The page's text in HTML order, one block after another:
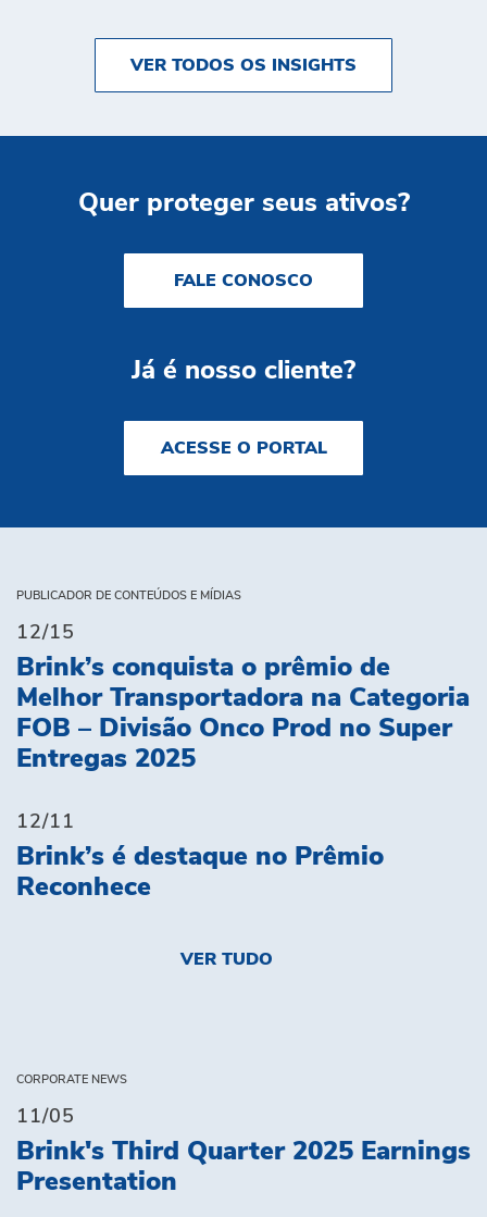
VER TODOS OS INSIGHTS
Quer proteger seus ativos?
FALE CONOSCO
Já é nosso cliente?
ACESSE O PORTAL
PUBLICADOR DE CONTEÚDOS E MÍDIAS
12/15
Brink’s conquista o prêmio de
Melhor Transportadora na Categoria
FOB – Divisão Onco Prod no Super
Entregas 2025
12/11
Brink’s é destaque no Prêmio
Reconhece
VER TUDO
CORPORATE NEWS
11/05
Brink's Third Quarter 2025 Earnings
Presentation